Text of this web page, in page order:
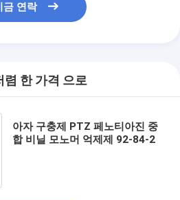
금 연락
렴 한 가격 으로
아자 구충제 PTZ 페노티아진 중
합 비닐 모노머 억제제 92-84-2